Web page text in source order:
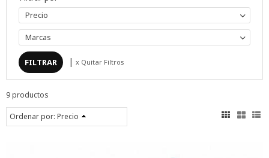
Precio
Marcas
| x Quitar Filtros
9 productos
Ordenar por: Precio